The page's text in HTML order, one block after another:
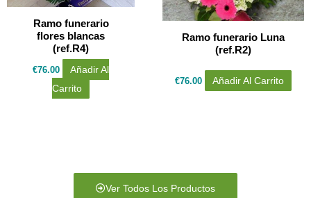
Ramo funerario
flores blancas
(ref.R4)
€76.00
Añadir Al
Carrito
Ramo funerario Luna
(ref.R2)
€76.00 Añadir Al Carrito
Ver Todos Los Productos